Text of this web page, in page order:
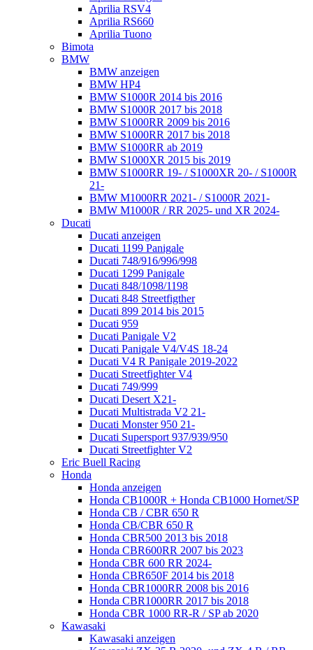
Aprilia RSV4
Aprilia RS660
Aprilia Tuono
Bimota
BMW
BMW anzeigen
BMW HP4
BMW S1000R 2014 bis 2016
BMW S1000R 2017 bis 2018
BMW S1000RR 2009 bis 2016
BMW S1000RR 2017 bis 2018
BMW S1000RR ab 2019
BMW S1000XR 2015 bis 2019
BMW S1000RR 19- / S1000XR 20- / S1000R
21-
BMW M1000RR 2021- / S1000R 2021-
BMW M1000R / RR 2025- und XR 2024-
Ducati
Ducati anzeigen
Ducati 1199 Panigale
Ducati 748/916/996/998
Ducati 1299 Panigale
Ducati 848/1098/1198
Ducati 848 Streetfigther
Ducati 899 2014 bis 2015
Ducati 959
Ducati Panigale V2
Ducati Panigale V4/V4S 18-24
Ducati V4 R Panigale 2019-2022
Ducati Streetfighter V4
Ducati 749/999
Ducati Desert X21-
Ducati Multistrada V2 21-
Ducati Monster 950 21-
Ducati Supersport 937/939/950
Ducati Streetfighter V2
Eric Buell Racing
Honda
Honda anzeigen
Honda CB1000R + Honda CB1000 Hornet/SP
Honda CB / CBR 650 R
Honda CB/CBR 650 R
Honda CBR500 2013 bis 2018
Honda CBR600RR 2007 bis 2023
Honda CBR 600 RR 2024-
Honda CBR650F 2014 bis 2018
Honda CBR1000RR 2008 bis 2016
Honda CBR1000RR 2017 bis 2018
Honda CBR 1000 RR-R / SP ab 2020
Kawasaki
Kawasaki anzeigen